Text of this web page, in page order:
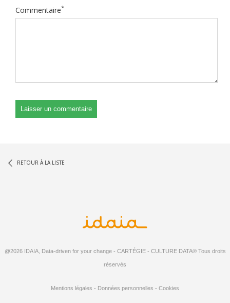
Commentaire*
RETOUR À LA LISTE
@2026 IDAIA, Data-driven for your change - CARTÉGIE - CULTURE DATA® Tous droits
réservés
Mentions légales - Données personnelles - Cookies